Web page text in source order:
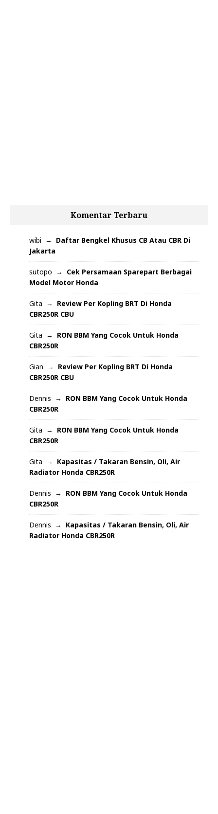
Komentar Terbaru
wibi
Daftar Bengkel Khusus CB Atau CBR Di
Jakarta
sutopo
Cek Persamaan Sparepart Berbagai
Model Motor Honda
Gita
Review Per Kopling BRT Di Honda
CBR250R CBU
Gita
RON BBM Yang Cocok Untuk Honda
CBR250R
Gian
Review Per Kopling BRT Di Honda
CBR250R CBU
Dennis
RON BBM Yang Cocok Untuk Honda
CBR250R
Gita
RON BBM Yang Cocok Untuk Honda
CBR250R
Gita
Kapasitas / Takaran Bensin, Oli, Air
Radiator Honda CBR250R
Dennis
RON BBM Yang Cocok Untuk Honda
CBR250R
Dennis
Kapasitas / Takaran Bensin, Oli, Air
Radiator Honda CBR250R